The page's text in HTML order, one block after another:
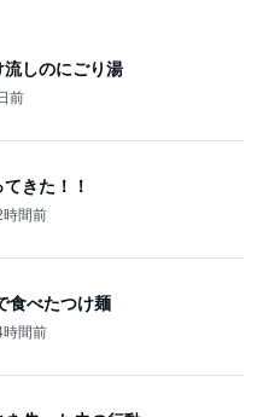
流しのにごり湯
前
きた！！
時間前
食べたつけ麺
時間前